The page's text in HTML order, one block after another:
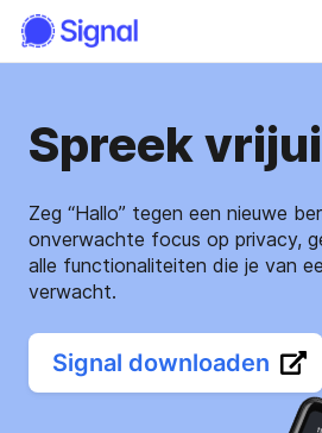
Spreek
Zeg “Hallo” tegen een nieuwe
onverwachte focus op privacy,
alle functionaliteiten die je van
verwacht.
Signal downloaden